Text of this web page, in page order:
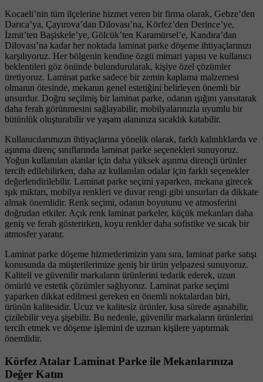
Kocaeli’nin tüm ilçelerine hizmet veren bir firma olarak, Gebze’den
Darıca’ya, Çayırova’dan Dilovası’na, Körfez’den Derince’ye,
İzmit’ten Başiskele’ye, Gölcük’ten Karamürsel’e, Kandıra’dan
Dilovası’na kadar her noktada laminat parke döşeme ihtiyaçlarınızı
karşılıyoruz. Her bölgenin kendine özgü mimari yapısı ve kullanıcı
beklentileri göz önünde bulundurularak, kişiye özel çözümler
üretiyoruz. Laminat parke sadece bir zemin kaplama malzemesi
olmanın ötesinde, mekanın genel estetiğini belirleyen önemli bir
unsurdur. Doğru seçilmiş bir laminat parke, odanın ışığını yansıtarak
daha ferah görünmesini sağlayabilir, mobilyalarınızla uyumlu bir
bütünlük oluşturabilir ve yaşam alanınıza sıcaklık katabilir.
Kullanıcılarımızın ihtiyaçlarına yönelik olarak, farklı kalınlıklarda ve
aşınma direnç sınıflarında laminat parke seçenekleri sunuyoruz.
Yoğun kullanılan alanlar için daha yüksek aşınma dirençli ürünler
tercih edilebilirken, daha az kullanılan odalar için farklı seçenekler
değerlendirilebilir. Laminat parke seçimi yaparken, mekana girecek
ışık miktarı, mobilya renkleri ve duvar rengi gibi unsurları da dikkate
almak önemlidir. Renk seçimi, odanın boyutunu ve atmosferini
doğrudan etkiler. Açık renk laminat parkeler, küçük mekanları daha
geniş ve ferah gösterirken, koyu renkler daha sofistike ve sıcak bir
atmosfer yaratır.
Laminat parke döşeme hizmetlerimizin yanı sıra, laminat parke satışı
konusunda da müşterilerimize geniş bir ürün yelpazesi sunuyoruz.
Kaliteli ve güvenilir markaların ürünlerini tedarik ederek, uzun
ömürlü ve estetik çözümler sağlıyoruz. Laminat parke seçimi
yaparken dikkat edilmesi gereken en önemli noktalardan biri,
ürünün kalitesidir. Ucuz ve kalitesiz ürünler, kısa sürede aşınabilir,
çizilebilir veya şişebilir. Bu nedenle, güvenilir markaların ürünlerini
tercih etmek ve döşeme işlemini de uzman kişilere yaptırmak
önemlidir.
Körfez Atalar Laminat Parke ile Mekanlarınıza
Değer Katın